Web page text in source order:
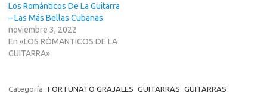
Los Románticos De La Guitarra
– Las Más Bellas Cubanas.
noviembre 3, 2022
En «LOS RÓMANTICOS DE LA
GUITARRA»
Categoría: FORTUNATO GRAJALES GUITARRAS GUITARRAS